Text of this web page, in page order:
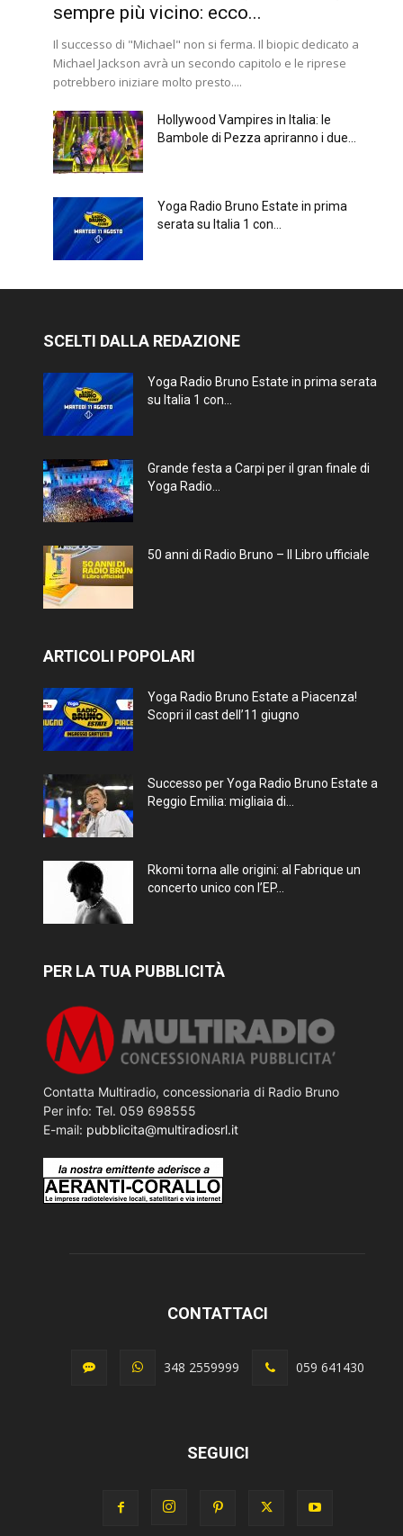
sempre più vicino: ecco...
Il successo di "Michael" non si ferma. Il biopic dedicato a
Michael Jackson avrà un secondo capitolo e le riprese
potrebbero iniziare molto presto....
Hollywood Vampires in Italia: le
Bambole di Pezza apriranno i due...
Yoga Radio Bruno Estate in prima
serata su Italia 1 con...
SCELTI DALLA REDAZIONE
Yoga Radio Bruno Estate in prima serata
su Italia 1 con...
Grande festa a Carpi per il gran finale di
Yoga Radio...
50 anni di Radio Bruno – Il Libro ufficiale
ARTICOLI POPOLARI
Yoga Radio Bruno Estate a Piacenza!
Scopri il cast dell’11 giugno
Successo per Yoga Radio Bruno Estate a
Reggio Emilia: migliaia di...
Rkomi torna alle origini: al Fabrique un
concerto unico con l’EP...
PER LA TUA PUBBLICITÀ
Contatta Multiradio, concessionaria di Radio Bruno
Per info: Tel. 059 698555
E-mail: pubblicita@multiradiosrl.it
CONTATTACI
348 2559999 059 641430
SEGUICI